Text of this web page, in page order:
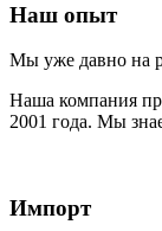
Наш опыт
Мы уже давно на
Наша компания
2001 года. Мы
Импорт